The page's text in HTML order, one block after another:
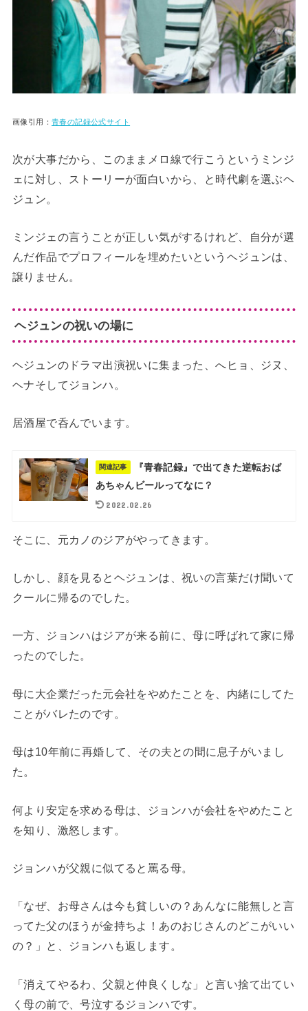
画像引用： 青春の記録公式サイト
次が大事だから、このままメロ線で行こうというミンジ
ェに対し、ストーリーが面白いから、と時代劇を選ぶヘ
ジュン。
ミンジェの言うことが正しい気がするけれど、自分が選
んだ作品でプロフィールを埋めたいというヘジュンは、
譲りません。
ヘジュンの祝いの場に
ヘジュンのドラマ出演祝いに集まった、へヒョ、ジヌ、
ヘナそしてジョンハ。
居酒屋で呑んでいます。
関連記事
『青春記録』で出てきた逆転おば
あちゃんビールってなに？
2022.02.26
そこに、元カノのジアがやってきます。
しかし、顔を見るとヘジュンは、祝いの言葉だけ聞いて
クールに帰るのでした。
一方、ジョンハはジアが来る前に、母に呼ばれて家に帰
ったのでした。
母に大企業だった元会社をやめたことを、内緒にしてた
ことがバレたのです。
母は10年前に再婚して、その夫との間に息子がいまし
た。
何より安定を求める母は、ジョンハが会社をやめたこと
を知り、激怒します。
ジョンハが父親に似てると罵る母。
「なぜ、お母さんは今も貧しいの？あんなに能無しと言
ってた父のほうが金持ちよ！あのおじさんのどこがいい
の？」と、ジョンハも返します。
「消えてやるわ、父親と仲良くしな」と言い捨て出てい
く母の前で、号泣するジョンハです。